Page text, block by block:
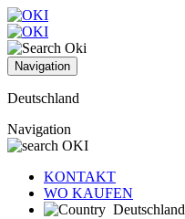
Navigation
Deutschland
Navigation
KONTAKT
WO KAUFEN
Deutschland